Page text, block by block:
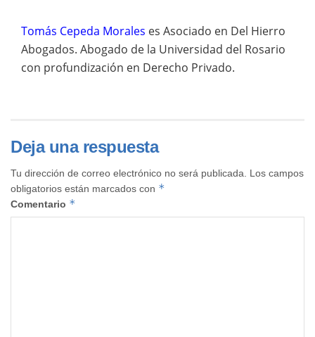
Tomás Cepeda Morales es Asociado en Del Hierro
Abogados. Abogado de la Universidad del Rosario
con profundización en Derecho Privado.
Deja una respuesta
Tu dirección de correo electrónico no será publicada.
Los campos
obligatorios están marcados con *
Comentario *